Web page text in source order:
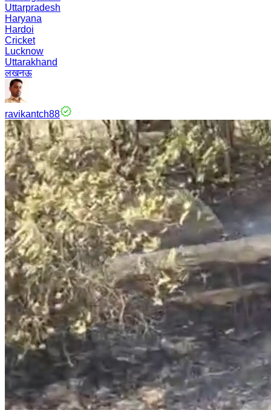
Uttarpradesh
Haryana
Hardoi
Cricket
Lucknow
Uttarakhand
लखनऊ
ravikantch88